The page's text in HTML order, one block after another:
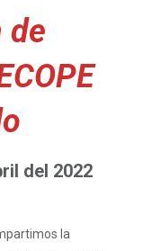
de
del 2022
la